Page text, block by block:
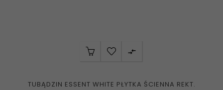

TUBĄDZIN ESSENT WHITE PŁYTKA ŚCIENNA REKT.